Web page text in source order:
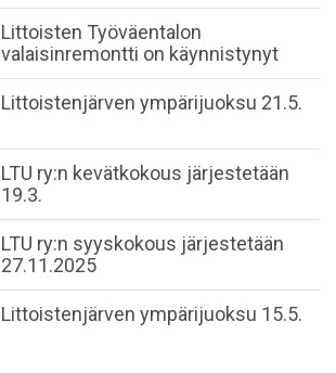
Littoisten Työväentalon
valaisinremontti on käynnistynyt
Littoistenjärven ympärijuoksu 21.5.
LTU ry:n kevätkokous järjestetään
19.3.
LTU ry:n syyskokous järjestetään
27.11.2025
Littoistenjärven ympärijuoksu 15.5.